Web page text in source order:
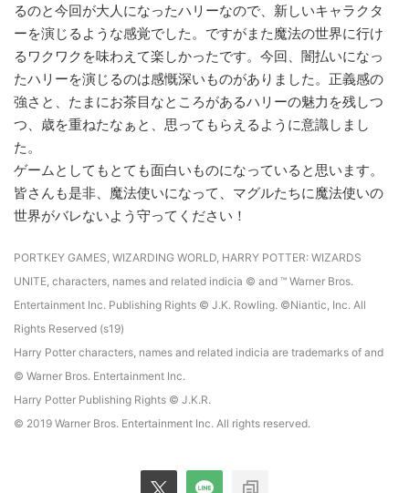
るのと今回が大人になったハリーなので、新しいキャラクタ
ーを演じるような感覚でした。ですがまた魔法の世界に行け
るワクワクを味わえて楽しかったです。今回、闇払いになっ
たハリーを演じるのは感慨深いものがありました。正義感の
強さと、たまにお茶目なところがあるハリーの魅力を残しつ
つ、歳を重ねたなぁと、思ってもらえるように意識しまし
た。
ゲームとしてもとても面白いものになっていると思います。
皆さんも是非、魔法使いになって、マグルたちに魔法使いの
世界がバレないよう守ってください！
PORTKEY GAMES, WIZARDING WORLD, HARRY POTTER: WIZARDS
UNITE, characters, names and related indicia © and ™ Warner Bros.
Entertainment Inc. Publishing Rights © J.K. Rowling. ©Niantic, Inc. All
Rights Reserved (s19)
Harry Potter characters, names and related indicia are trademarks of and
© Warner Bros. Entertainment Inc.
Harry Potter Publishing Rights © J.K.R.
© 2019 Warner Bros. Entertainment Inc. All rights reserved.